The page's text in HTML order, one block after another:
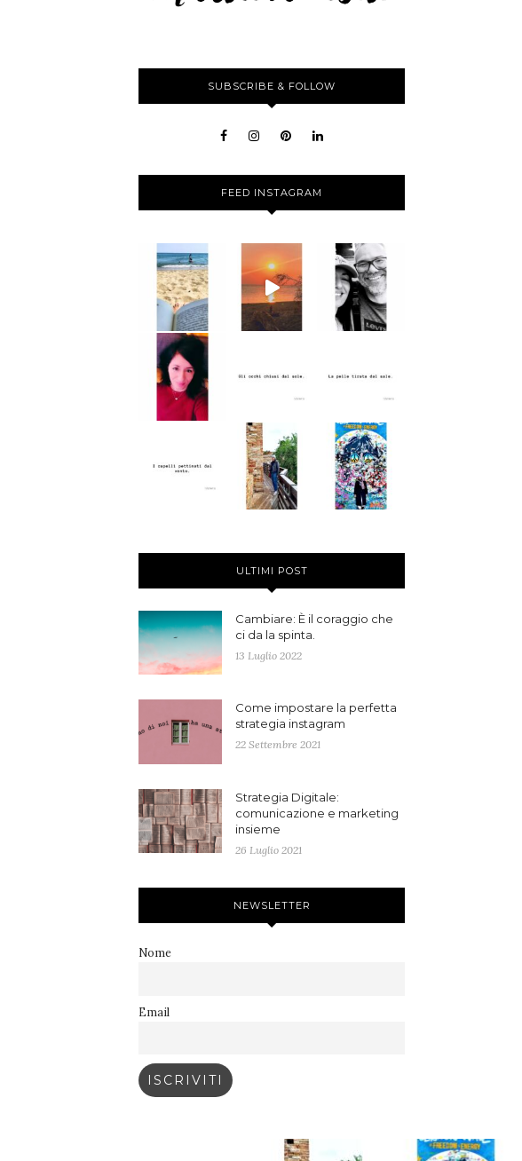
SUBSCRIBE & FOLLOW
FEED INSTAGRAM
ULTIMI POST
Cambiare: È il coraggio che
ci da la spinta.
13 Luglio 2022
Come impostare la perfetta
strategia instagram
22 Settembre 2021
Strategia Digitale:
comunicazione e marketing
insieme
26 Luglio 2021
NEWSLETTER
Nome
Email